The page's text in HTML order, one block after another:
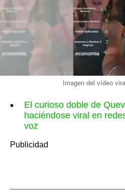
Imagen del vídeo viral
El curioso doble de
haciéndose viral en
voz